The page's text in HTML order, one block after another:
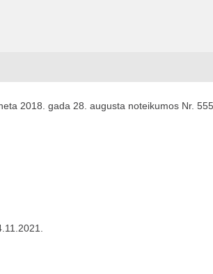
2018. gada 28. augusta noteikumos Nr.